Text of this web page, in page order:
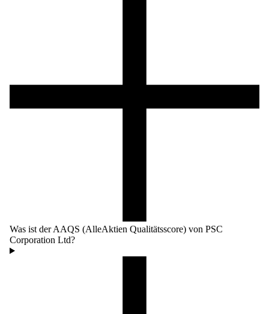
Was ist der AAQS (AlleAktien Qualitätsscore) von PSC
Corporation Ltd?